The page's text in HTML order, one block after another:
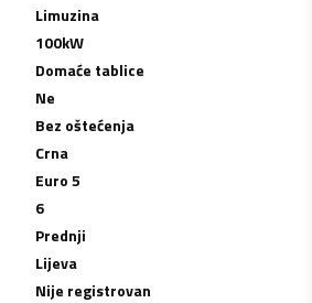
Limuzina
100kW
Domaće tablice
Ne
Bez oštećenja
Crna
Euro 5
6
Prednji
Lijeva
Nije registrovan